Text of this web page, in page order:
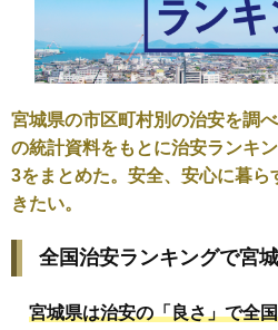
宮城県の市区町村別の治安を調
の統計資料をもとに治安ランキ
3をまとめた。安全、安心に暮
きたい。
全国治安ランキングで宮
宮城県は治安の「良さ」で全